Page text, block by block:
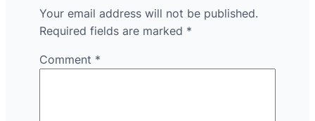
Your email address will not be published.
Required fields are marked *
Comment *